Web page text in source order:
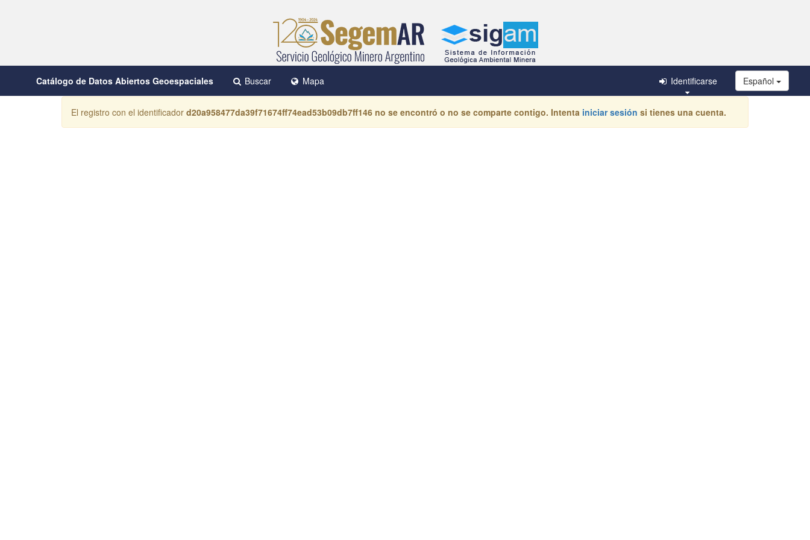
Catálogo de Datos Abiertos Geoespaciales Buscar Mapa Español
Identificarse
El registro con el identificador d20a958477da39f71674ff74ead53b09db7ff146 no se encontró o no se comparte contigo. Intenta iniciar sesión si tienes una cuenta.